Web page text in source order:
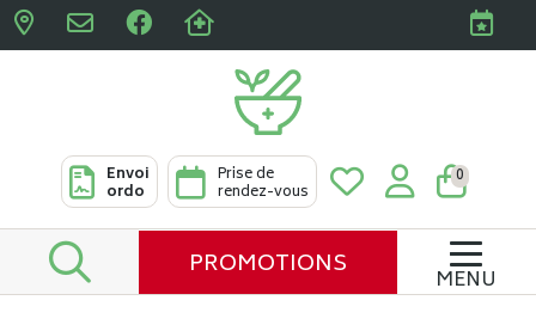
Pharmacies Clabots &
Envoi
ordo
Prise de
rendez-vous
0
PROMOTIONS MENU